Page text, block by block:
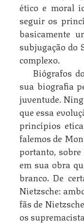
ético e moral
seguir os
basicamente
subjugação do
complexo.
Biógrafos
sua biografia
juventude.
que essa
princípios
falemos de
portanto,
em sua obra
branco. De
Nietzsche:
fãs de
os